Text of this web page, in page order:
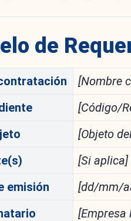
de
[Nombre
[Código/
[Objeto
[Si aplica]
emisión
[dd/mm/
[Empresa